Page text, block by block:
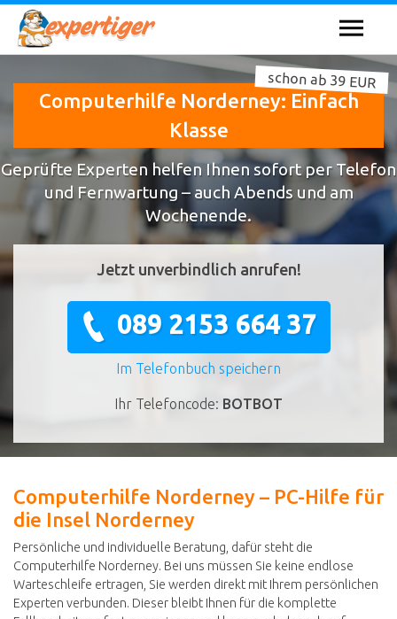
Computerhilfe Norderney: Einfach
Klasse
schon ab 39 EUR
Geprüfte Experten helfen Ihnen sofort per Telefon
und Fernwartung – auch Abends und am
Wochenende.
Jetzt unverbindlich anrufen!
089 2153 664 37
Im Telefonbuch speichern
Ihr Telefoncode: BOTBOT
Computerhilfe Norderney – PC-Hilfe für
die Insel Norderney
Persönliche und individuelle Beratung, dafür steht die
Computerhilfe Norderney. Bei uns müssen Sie keine endlose
Warteschleife ertragen, Sie werden direkt mit Ihrem persönlichen
Experten verbunden. Dieser bleibt Ihnen für die komplette